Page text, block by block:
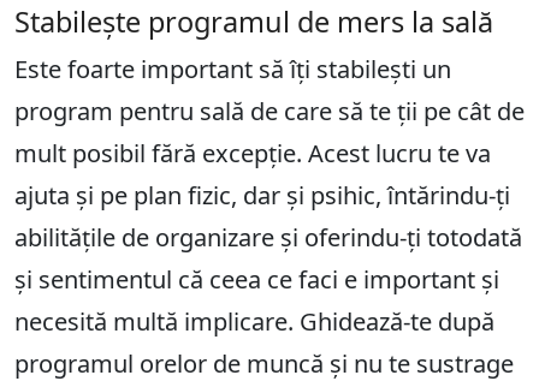
Stabilește programul de mers la sală
Este foarte important să îți stabilești un
program pentru sală de care să te ții pe cât de
mult posibil fără excepție. Acest lucru te va
ajuta și pe plan fizic, dar și psihic, întărindu-ți
abilitățile de organizare și oferindu-ți totodată
și sentimentul că ceea ce faci e important și
necesită multă implicare. Ghidează-te după
programul orelor de muncă și nu te sustrage